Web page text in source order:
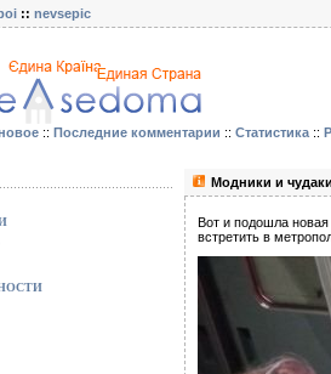
:: nevsepic
:: Последние комментарии :: Статистика ::
Модники и
Вот и подошла
встретить в